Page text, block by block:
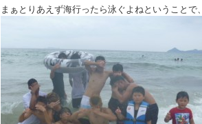
まぁとりあえず海行ったら泳ぐよねということ